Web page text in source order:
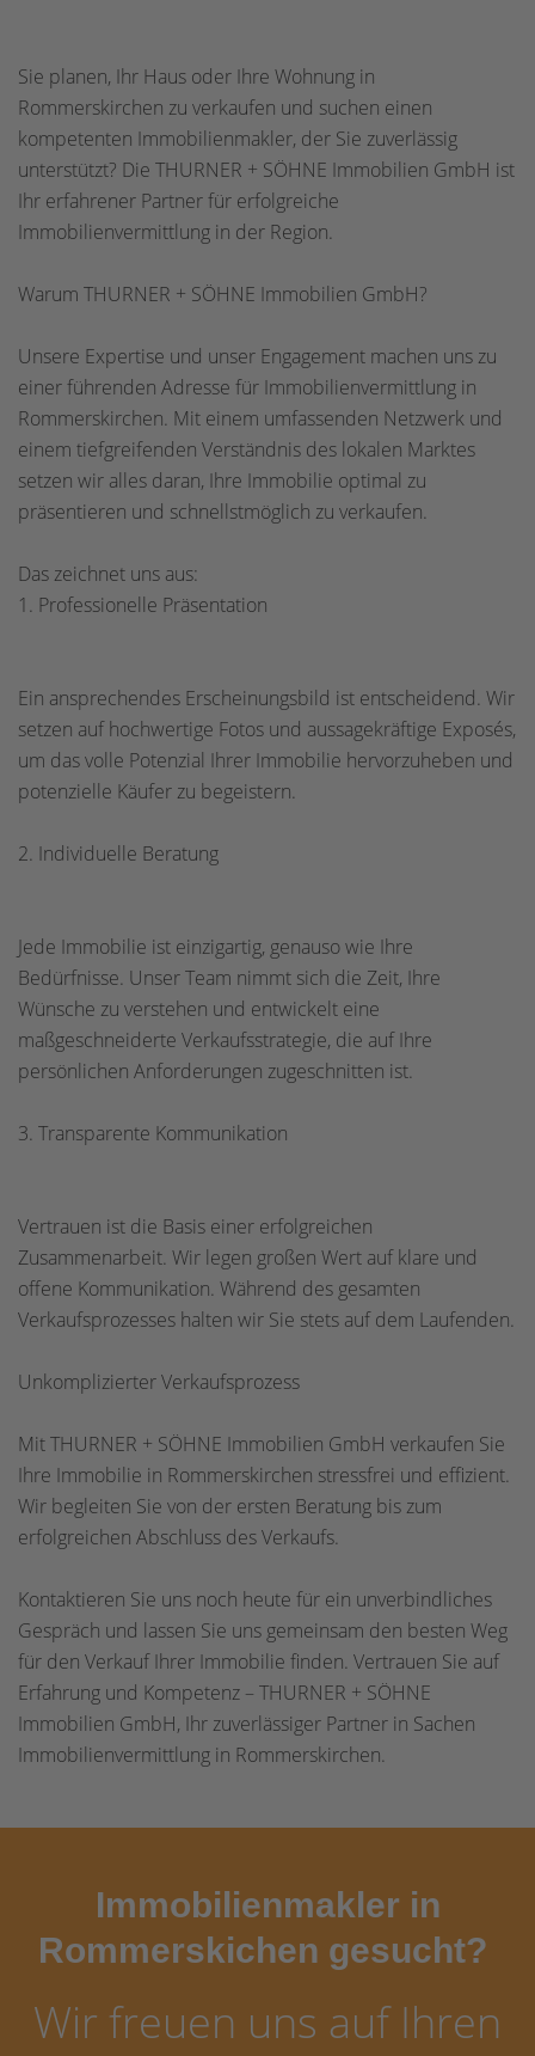
Sie planen, Ihr Haus oder Ihre Wohnung in
Rommerskirchen zu verkaufen und suchen einen
kompetenten Immobilienmakler, der Sie zuverlässig
unterstützt? Die THURNER + SÖHNE Immobilien GmbH ist
Ihr erfahrener Partner für erfolgreiche
Immobilienvermittlung in der Region.
Warum THURNER + SÖHNE Immobilien GmbH?
Unsere Expertise und unser Engagement machen uns zu
einer führenden Adresse für Immobilienvermittlung in
Rommerskirchen. Mit einem umfassenden Netzwerk und
einem tiefgreifenden Verständnis des lokalen Marktes
setzen wir alles daran, Ihre Immobilie optimal zu
präsentieren und schnellstmöglich zu verkaufen.
Das zeichnet uns aus:
1. Professionelle Präsentation
Ein ansprechendes Erscheinungsbild ist entscheidend. Wir
setzen auf hochwertige Fotos und aussagekräftige Exposés,
um das volle Potenzial Ihrer Immobilie hervorzuheben und
potenzielle Käufer zu begeistern.
2. Individuelle Beratung
Jede Immobilie ist einzigartig, genauso wie Ihre
Bedürfnisse. Unser Team nimmt sich die Zeit, Ihre
Wünsche zu verstehen und entwickelt eine
maßgeschneiderte Verkaufsstrategie, die auf Ihre
persönlichen Anforderungen zugeschnitten ist.
3. Transparente Kommunikation
Vertrauen ist die Basis einer erfolgreichen
Zusammenarbeit. Wir legen großen Wert auf klare und
offene Kommunikation. Während des gesamten
Verkaufsprozesses halten wir Sie stets auf dem Laufenden.
Unkomplizierter Verkaufsprozess
Mit THURNER + SÖHNE Immobilien GmbH verkaufen Sie
Ihre Immobilie in Rommerskirchen stressfrei und effizient.
Wir begleiten Sie von der ersten Beratung bis zum
erfolgreichen Abschluss des Verkaufs.
Kontaktieren Sie uns noch heute für ein unverbindliches
Gespräch und lassen Sie uns gemeinsam den besten Weg
für den Verkauf Ihrer Immobilie finden. Vertrauen Sie auf
Erfahrung und Kompetenz – THURNER + SÖHNE
Immobilien GmbH, Ihr zuverlässiger Partner in Sachen
Immobilienvermittlung in Rommerskirchen.
Immobilienmakler in
Rommerskichen gesucht?
Wir freuen uns auf Ihren